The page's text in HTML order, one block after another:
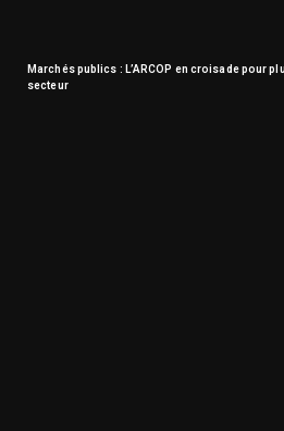
Marchés publics : L’ARCOP en croisade pour
secteur